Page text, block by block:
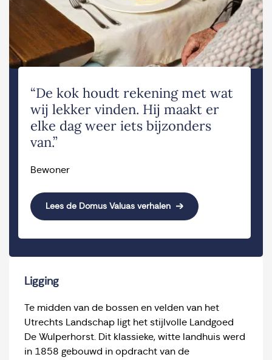
Ligging
Te midden van de bossen en velden van het
Utrechts Landschap ligt het stijlvolle Landgoed
De Wulperhorst. Dit klassieke, witte landhuis werd
in 1858 gebouwd in opdracht van de
“De kok houdt rekening met wat
wij lekker vinden. Hij maakt er
elke dag weer iets bijzonders
van.”
Bewoner
Lees de Domus Valuas verhalen